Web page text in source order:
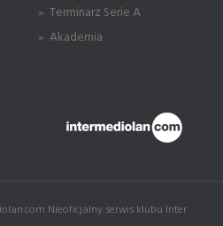
» Terminarz Serie A
» Akademia
Nieoficjalny serwis klubu Inter